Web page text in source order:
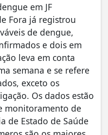
em JF
Fora já registrou
de dengue,
e dois em
leva em conta
semana e se refere
exceto os
Os dados estão
monitoramento de
de Estado de Saúde